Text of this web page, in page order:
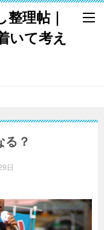
理帖｜
いて考え
る？
日